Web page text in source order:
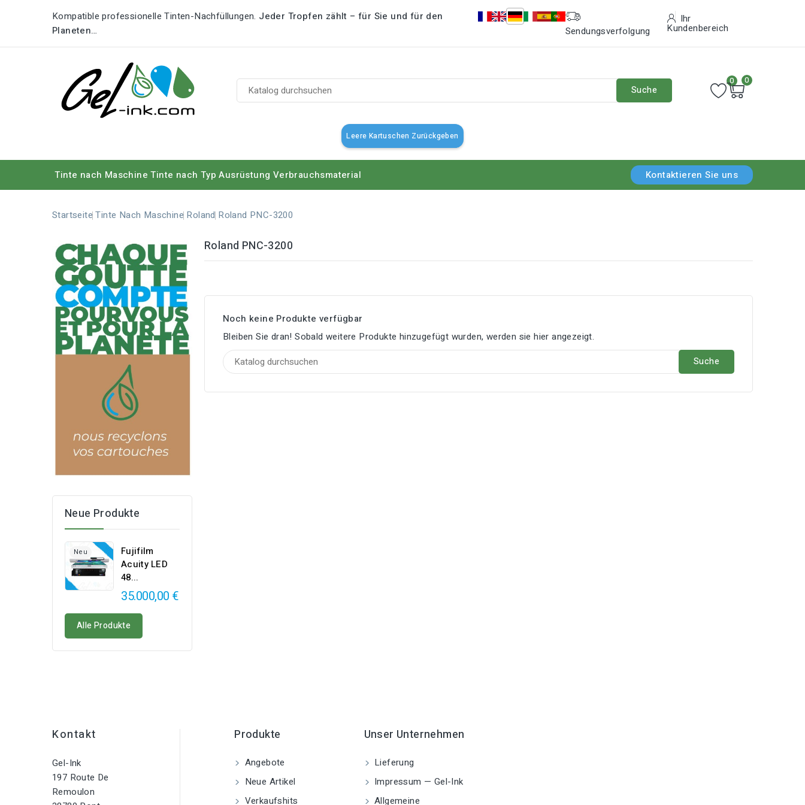
Kompatible professionelle Tinten-Nachfüllungen. Jeder Tropfen zählt – für Sie und für den
Planeten…
Sendungsverfolgung
Ihr
Kundenbereich
0 0
Leere Kartuschen Zurückgeben
Suche
Tinte nach Maschine Tinte nach Typ Ausrüstung Verbrauchsmaterial Kontaktieren Sie uns
Startseite Tinte Nach Maschine Roland Roland PNC-3200
Neue Produkte
Neu
Fujifilm
Acuity LED
48...
35.000,00 €
Alle Produkte
Roland PNC-3200
Noch keine Produkte verfügbar
Bleiben Sie dran! Sobald weitere Produkte hinzugefügt wurden, werden sie hier angezeigt.
Suche
Kontakt
Gel-Ink
197 Route De
Remoulon
Produkte
Angebote
Neue Artikel
Verkaufshits
Unser Unternehmen
Lieferung
Impressum — Gel-Ink
Allgemeine